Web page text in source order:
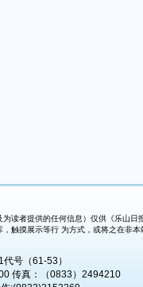
者提供的任何信息）仅供《乐山日
触摸展示等行 为方式，或将之在非
号（61-53）
传真：（0833）2494210